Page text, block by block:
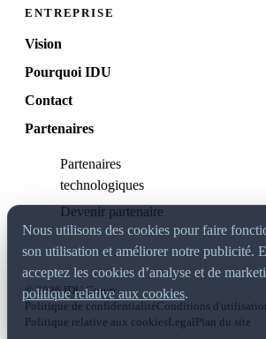
ENTREPRISE
Vision
Pourquoi IDU
Contact
Partenaires
Partenaires
technologiques
Devenir partenaire
© 2026 IDU Group
Politique de confidentialitéConditions
Politique relative aux cookies Legal Plan du site
Nous utilisons des cookies pour faire
son utilisation et améliorer notre publicité.
acceptez les cookies d’analyse et de
politique relative aux cookies.